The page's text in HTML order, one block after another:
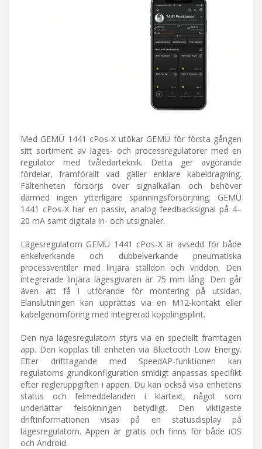
Med GEMÜ 1441 cPos-X utökar GEMÜ för första gången
sitt sortiment av läges- och processregulatorer med en
regulator med tvåledarteknik. Detta ger avgörande
fördelar, framförallt vad gäller enklare kabeldragning.
Fältenheten försörjs över signalkällan och behöver
därmed ingen ytterligare spänningsförsörjning. GEMÜ
1441 cPos-X har en passiv, analog feedbacksignal på 4–
20 mA samt digitala in- och utsignaler.
Lägesregulatorn GEMÜ 1441 cPos-X är avsedd för både
enkelverkande och dubbelverkande pneumatiska
processventiler med linjära ställdon och vriddon. Den
integrerade linjära lägesgivaren är 75 mm lång. Den går
även att få i utförande för montering på utsidan.
Elanslutningen kan upprättas via en M12-kontakt eller
kabelgenomföring med integrerad kopplingsplint.
Den nya lägesregulatorn styrs via en speciellt framtagen
app. Den kopplas till enheten via Bluetooth Low Energy.
Efter drifttagande med SpeedAP-funktionen kan
regulatorns grundkonfiguration smidigt anpassas specifikt
efter regleruppgiften i appen. Du kan också visa enhetens
status och felmeddelanden i klartext, något som
underlättar felsökningen betydligt. Den viktigaste
driftinformationen visas på en statusdisplay på
lägesregulatorn. Appen är gratis och finns för både iOS
och Android.